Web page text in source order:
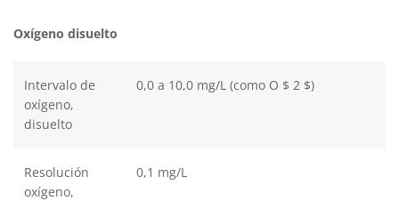
Oxígeno disuelto
Intervalo de
oxígeno,
disuelto
0,0 a 10,0 mg/L (como O $ 2 $)
Resolución
oxígeno,
0,1 mg/L